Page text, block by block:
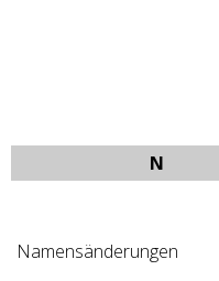
N
Namensänderungen